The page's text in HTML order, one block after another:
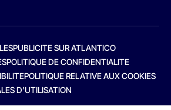
PUBLICITE SUR ATLANTICO
POLITIQUE DE CONFIDENTIALITE
POLITIQUE RELATIVE AUX COOKIES
D’UTILISATION